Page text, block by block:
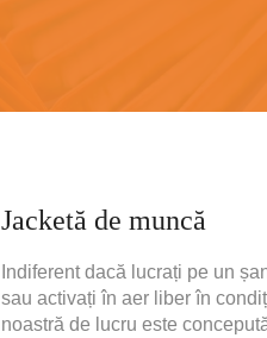
Jacketă de muncă
Indiferent dacă lucrați pe un
sau activați în aer liber în
noastră de lucru este